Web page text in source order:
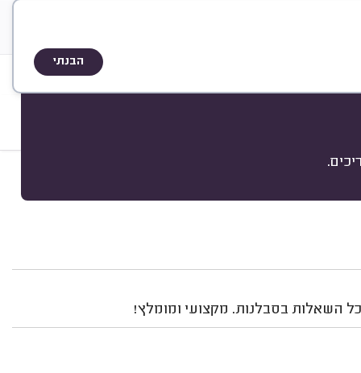
הבנתי
השאלות בסבלנות. מקצועי ומומלץ!